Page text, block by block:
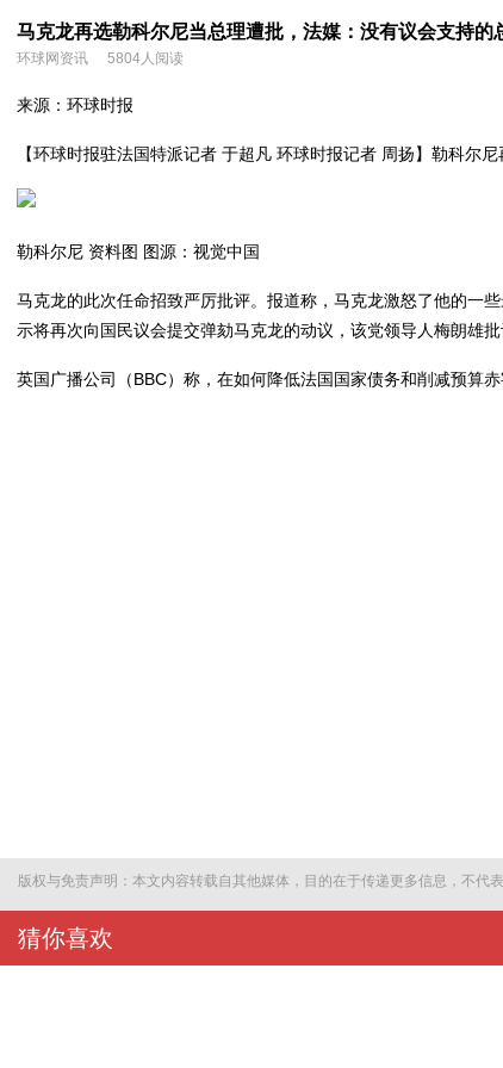
马克龙再选勒科尔尼当总理遭批，法媒：没有议会支持的
环球网资讯 5804人阅读
来源：环球时报
【环球时报驻法国特派记者 于超凡 环球时报记者 周扬】 勒科尔尼
勒科尔尼 资料图 图源：视觉中国
马克龙的此次任命招致严厉批评。报道称，马克龙激怒了他的一
示将再次向国民议会提交弹劾马克龙的动议，该党领导人梅朗雄
英国广播公司（BBC）称，在如何降低法国国家债务和削减预算
版权与免责声明：本文内容转载自其他媒体，目的在于传递更多信息，不代
猜你喜欢